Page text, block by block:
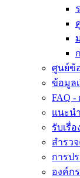
ศูนย์ข้
ข้อมูล
FAQ
แนะน
รับเรื่
สำรว
การป
องค์ก